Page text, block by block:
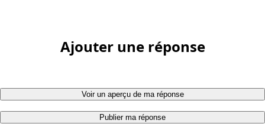
Ajouter une réponse
Voir un aperçu de ma réponse
Publier ma réponse